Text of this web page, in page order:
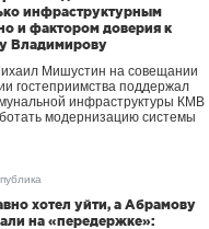
инфраструктурным
и фактором доверия к
Владимирову
Мишустин на совещании
гостеприимства поддержал
инфраструктуры КМВ
модернизацию системы
хотел уйти, а Абрамову
на «передержке»: